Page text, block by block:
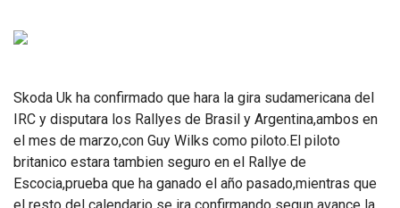
Skoda Uk ha confirmado que hara la gira sudamericana del
IRC y disputara los Rallyes de Brasil y Argentina,ambos en
el mes de marzo,con Guy Wilks como piloto.El piloto
britanico estara tambien seguro en el Rallye de
Escocia,prueba que ha ganado el año pasado,mientras que